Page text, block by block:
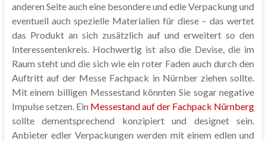
anderen Seite auch eine besondere und edle Verpackung und
eventuell auch spezielle Materialien für diese – das wertet
das Produkt an sich zusätzlich auf und erweitert so den
Interessentenkreis. Hochwertig ist also die Devise, die im
Raum steht und die sich wie ein roter Faden auch durch den
Auftritt auf der Messe Fachpack in Nürnber ziehen sollte.
Mit einem billigen Messestand könnten Sie sogar negative
Impulse setzen. Ein Messestand auf der Fachpack Nürnberg
sollte dementsprechend konzipiert und designet sein.
Anbieter edler Verpackungen werden mit einem edlen und